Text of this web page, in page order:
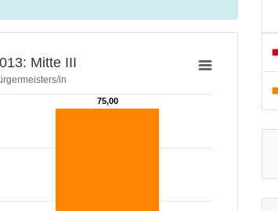
Mitte III
in
75,00
75,00